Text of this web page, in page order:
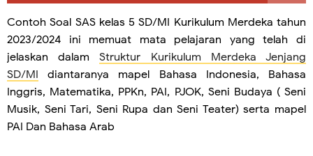
Contoh Soal SAS kelas 5 SD/MI Kurikulum Merdeka tahun
2023/2024 ini memuat mata pelajaran yang telah di
jelaskan dalamStruktur Kurikulum Merdeka Jenjang
SD/MI diantaranya mapel Bahasa Indonesia, Bahasa
Inggris, Matematika, PPKn, PAI, PJOK, Seni Budaya ( Seni
Musik, Seni Tari, Seni Rupa dan Seni Teater) serta mapel
PAI Dan Bahasa Arab